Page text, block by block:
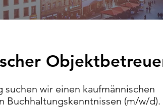
wir einen kaufmännischen
(m/w/d).